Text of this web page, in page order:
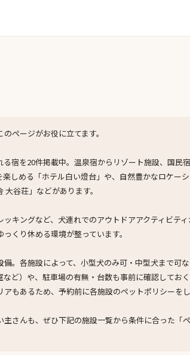
ページがお役に立てます。
る宿を20件掲載中。温泉宿からリゾート施設、国民
しめる「ホテル白い燈台」や、自然豊かなロケー
谷荘」などがあります。
キングなど、犬連れでのアウトドアアクティビテ
くり休める環境が整っています。
。各施設によって、小型犬のみ可・中型犬まで可
ど）や、駐車場の有無・台数も事前に確認してお
もあるため、予約前に各施設のペットポリシーを
さんも、ぜひ下記の施設一覧から条件に合った「